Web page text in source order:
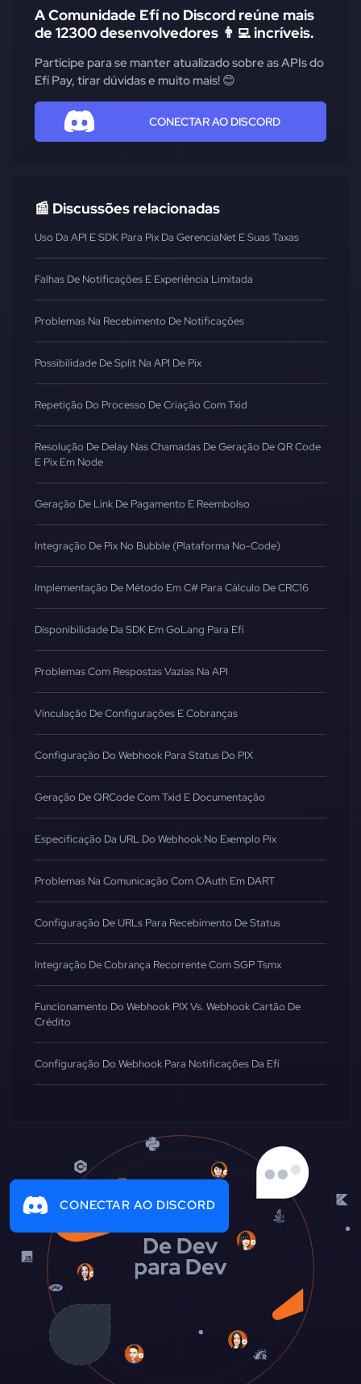
A Comunidade Efí no Discord reúne mais
de 12300 desenvolvedores 👨‍💻 incríveis.
Participe para se manter atualizado sobre as APIs do
Efí Pay, tirar dúvidas e muito mais! 😊
CONECTAR AO DISCORD
📰 Discussões relacionadas
Uso Da API E SDK Para Pix Da GerenciaNet E Suas Taxas
Falhas De Notificações E Experiência Limitada
Problemas Na Recebimento De Notificações
Possibilidade De Split Na API De Pix
Repetição Do Processo De Criação Com Txid
Resolução De Delay Nas Chamadas De Geração De QR Code
E Pix Em Node
Geração De Link De Pagamento E Reembolso
Integração De Pix No Bubble (Plataforma No-Code)
Implementação De Método Em C# Para Cálculo De CRC16
Disponibilidade Da SDK Em GoLang Para Efí
Problemas Com Respostas Vazias Na API
Vinculação De Configurações E Cobranças
Configuração Do Webhook Para Status Do PIX
Geração De QRCode Com Txid E Documentação
Especificação Da URL Do Webhook No Exemplo Pix
Problemas Na Comunicação Com OAuth Em DART
Configuração De URLs Para Recebimento De Status
Integração De Cobrança Recorrente Com SGP Tsmx
Funcionamento Do Webhook PIX Vs. Webhook Cartão De
Crédito
Configuração Do Webhook Para Notificações Da Efí
CONECTAR AO DISCORD